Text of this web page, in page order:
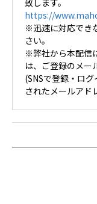
https://
※迅速に対応でき
さい。
※弊社から本配信
は、ご登録のメー
(SNSで登録・ロ
されたメールアド